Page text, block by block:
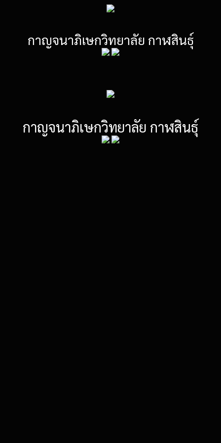
กาญจนาภิเษกวิทยาลัย กาฬสินธุ์
กาญจนาภิเษกวิทยาลัย กาฬสินธุ์